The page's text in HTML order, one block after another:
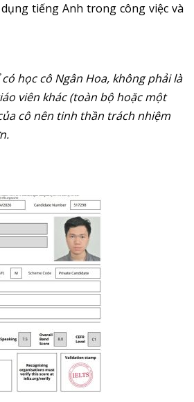
tiếng Anh trong công việc và
học cô Ngân Hoa, không phải là
viên khác (toàn bộ hoặc một
cô nên tinh thần trách nhiệm